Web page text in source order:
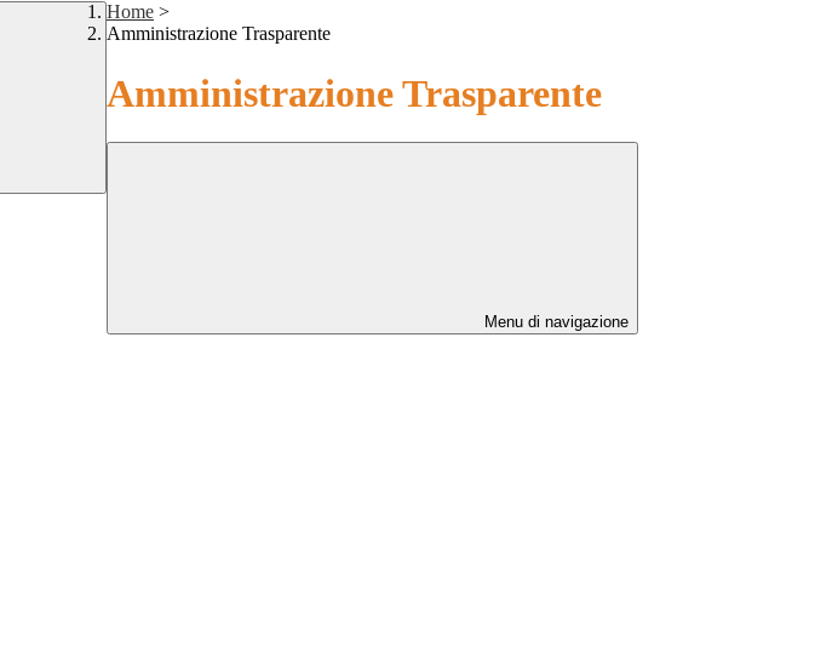
Home >
Amministrazione Trasparente
Amministrazione Trasparente
Menu di navigazione